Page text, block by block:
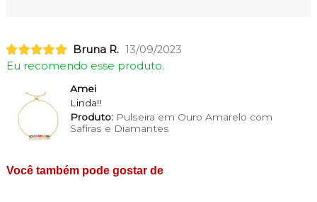
Bruna R. 13/09/2023
Eu recomendo esse produto.
Amei
Linda!!
Produto:Pulseira em Ouro Amarelo com
Safiras e Diamantes
Você também pode gostar de